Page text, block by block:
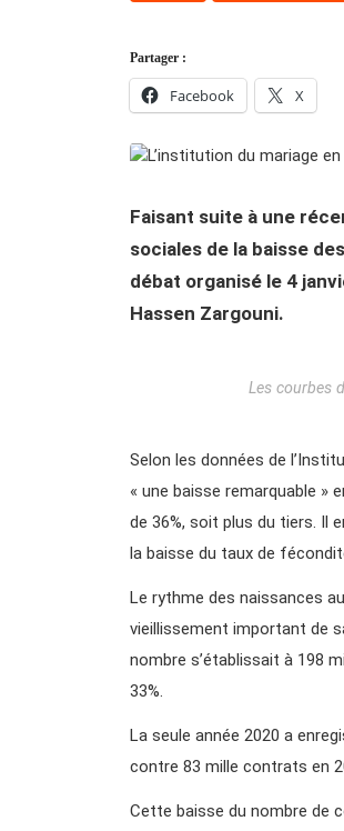
Partager :
Facebook X
Faisant suite à une
sociales de la baisse
débat organisé le 4
Hassen Zargouni.
Les courbes
Selon les données de
« une baisse remarquable »
de 36%, soit plus du tiers. Il
la baisse du taux de
Le rythme des naissances
vieillissement important de
nombre s’établissait à 198
33%.
La seule année 2020 a
contre 83 mille contrats en
Cette baisse du nombre de